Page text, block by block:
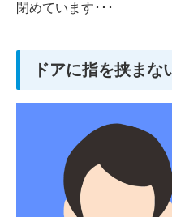
閉めています･･･
ドアに指を挟まな